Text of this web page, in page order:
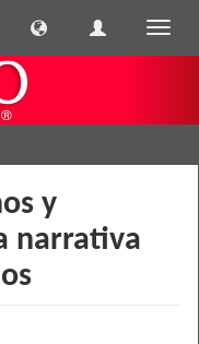
y
narrativa